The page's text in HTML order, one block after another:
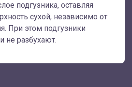
подгузника, оставляя
сухой, независимо от
При этом подгузники
не разбухают.